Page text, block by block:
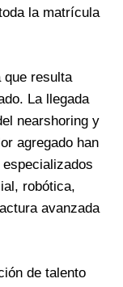
la matrícula
que resulta
La llegada
nearshoring y
agregado han
robótica,
avanzada
de talento